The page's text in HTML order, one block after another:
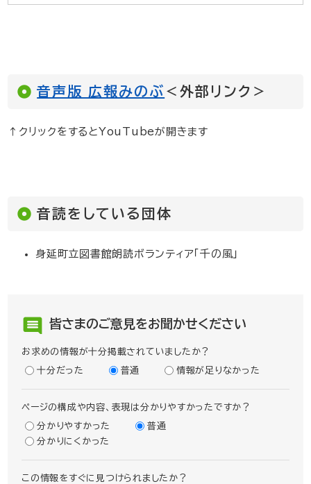
音声版 広報みのぶ ＜外部リンク＞
↑クリックをするとYouTubeが開きます
音読をしている団体
身延町立図書館朗読ボランティア「千の風」
皆さまのご意見をお聞かせください
お求めの情報が十分掲載されていましたか？
十分だった 普通 情報が足りなかった
ページの構成や内容、表現は分かりやすかったですか？
分かりやすかった
普通
分かりにくかった
この情報をすぐに見つけられましたか？